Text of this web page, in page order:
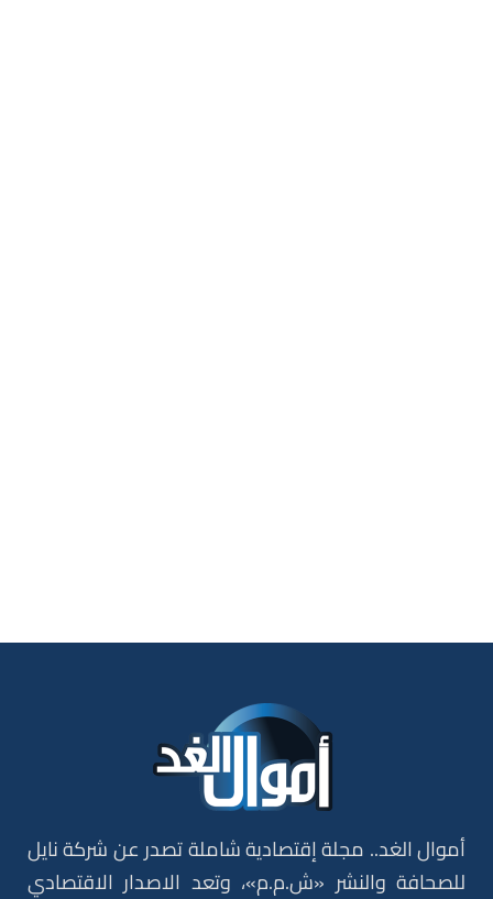
أموال الغد.. مجلة إقتصادية شاملة تصدر عن شركة نايل
للصحافة والنشر «ش.م.م»، وتعد الاصدار الاقتصادي